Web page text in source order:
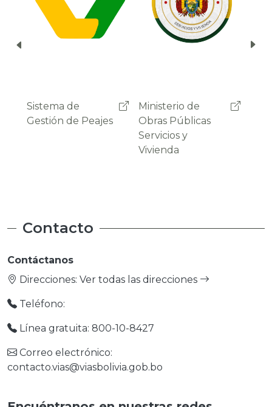
Ministerio de
Obras Públicas
Administradora
Boliviana de
Carreteras
Contacto
Contáctanos
Direcciones: Ver todas las direcciones
Teléfono:
Línea gratuita: 800-10-8427
Correo electrónico:
contacto.vias@viasbolivia.gob.bo